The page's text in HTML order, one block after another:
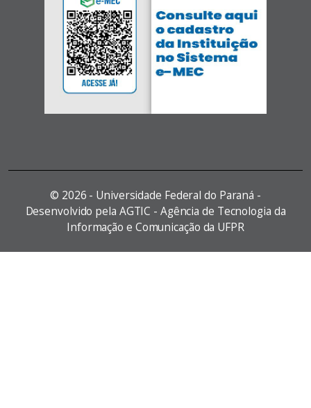
© 2026 - Universidade Federal do Paraná -
Desenvolvido pela AGTIC - Agência de Tecnologia da
Informação e Comunicação da UFPR